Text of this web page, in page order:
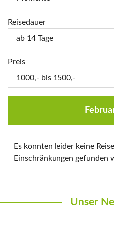
Reisedauer
Preis
Es konnten leider keine
Einschränkungen gefunden
Unser